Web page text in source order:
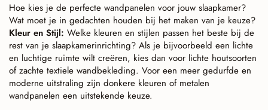
Hoe kies je de perfecte wandpanelen voor jouw slaapkamer?
Wat moet je in gedachten houden bij het maken van je keuze?
Kleur en Stijl: Welke kleuren en stijlen passen het beste bij de
rest van je slaapkamerinrichting? Als je bijvoorbeeld een lichte
en luchtige ruimte wilt creëren, kies dan voor lichte houtsoorten
of zachte textiele wandbekleding. Voor een meer gedurfde en
moderne uitstraling zijn donkere kleuren of metalen
wandpanelen een uitstekende keuze.